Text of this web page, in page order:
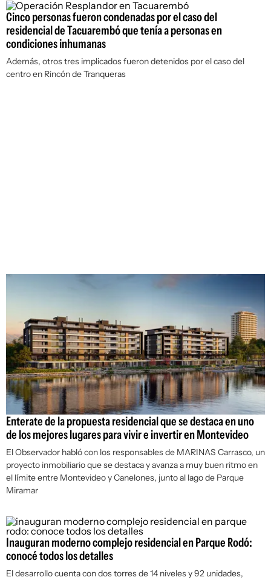
Cinco personas fueron condenadas por el caso del
residencial de Tacuarembó que tenía a personas en
condiciones inhumanas
Además, otros tres implicados fueron detenidos por el caso del
centro en Rincón de Tranqueras
Enterate de la propuesta residencial que se destaca en uno
de los mejores lugares para vivir e invertir en Montevideo
El Observador habló con los responsables de MARINAS Carrasco, un
proyecto inmobiliario que se destaca y avanza a muy buen ritmo en
el límite entre Montevideo y Canelones, junto al lago de Parque
Miramar
Inauguran moderno complejo residencial en Parque Rodó:
conocé todos los detalles
El desarrollo cuenta con dos torres de 14 niveles y 92 unidades,